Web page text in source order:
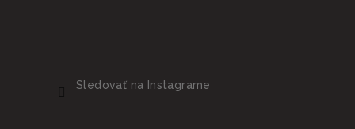
Sledovať na Instagrame